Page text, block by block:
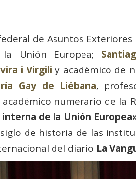
de Asuntos
Unión Europea;
i Virgili y académico de
Gay de Liébana,
numerario de la
interna de la Unión
de historia de las
del diario La